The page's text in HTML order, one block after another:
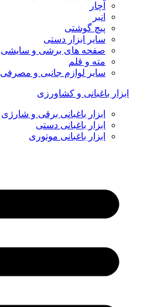
آچار
انبر
پیچ گوشتی
سایر ابزار دستی
صفحه های برشی و سایشی
مته و قلم
سایر لوازم جانبی و مصرفی
ابزار باغبانی و کشاورزی
ابزار باغبانی برقی و شارژی
ابزار باغبانی دستی
ابزار باغبانی موتوری